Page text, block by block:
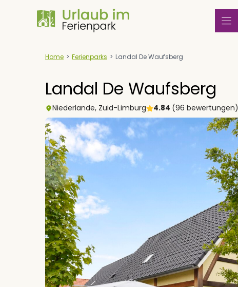
Home > Ferienparks > Landal De Waufsberg
Landal De Waufsberg
Niederlande, Zuid-Limburg 4.84 (96 bewertungen)